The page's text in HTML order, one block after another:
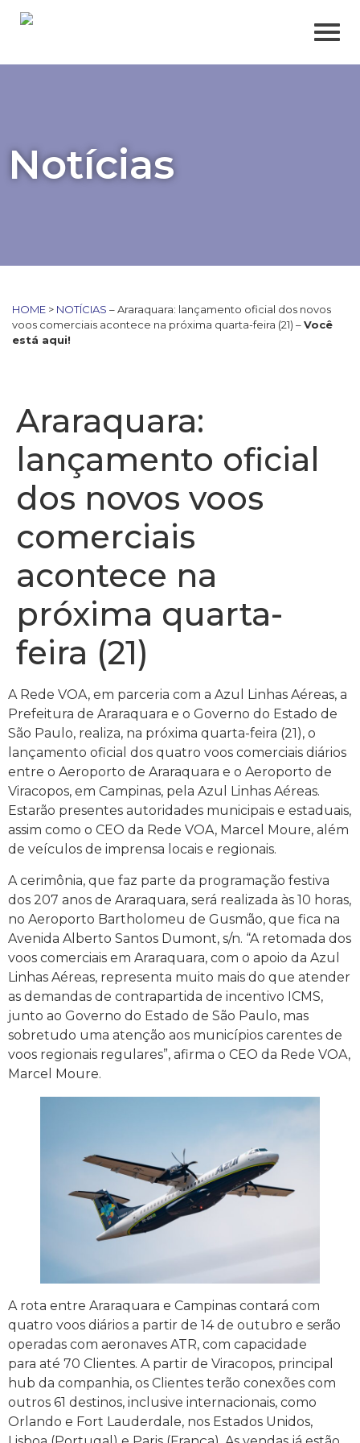
Notícias
HOME > NOTÍCIAS – Araraquara: lançamento oficial dos novos
voos comerciais acontece na próxima quarta-feira (21) –Você
está aqui!
Araraquara:
lançamento oficial
dos novos voos
comerciais
acontece na
próxima quarta-
feira (21)
A Rede VOA, em parceria com a Azul Linhas Aéreas, a
Prefeitura de Araraquara e o Governo do Estado de
São Paulo, realiza, na próxima quarta-feira (21), o
lançamento oficial dos quatro voos comerciais diários
entre o Aeroporto de Araraquara e o Aeroporto de
Viracopos, em Campinas, pela Azul Linhas Aéreas.
Estarão presentes autoridades municipais e estaduais,
assim como o CEO da Rede VOA, Marcel Moure, além
de veículos de imprensa locais e regionais.
A cerimônia, que faz parte da programação festiva
dos 207 anos de Araraquara, será realizada às 10 horas,
no Aeroporto Bartholomeu de Gusmão, que fica na
Avenida Alberto Santos Dumont, s/n. “A retomada dos
voos comerciais em Araraquara, com o apoio da Azul
Linhas Aéreas, representa muito mais do que atender
as demandas de contrapartida de incentivo ICMS,
junto ao Governo do Estado de São Paulo, mas
sobretudo uma atenção aos municípios carentes de
voos regionais regulares”, afirma o CEO da Rede VOA,
Marcel Moure.
A rota entre Araraquara e Campinas contará com
quatro voos diários a partir de 14 de outubro e serão
operadas com aeronaves ATR, com capacidade
para até 70 Clientes. A partir de Viracopos, principal
hub da companhia, os Clientes terão conexões com
outros 61 destinos, inclusive internacionais, como
Orlando e Fort Lauderdale, nos Estados Unidos,